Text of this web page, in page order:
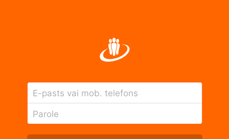
E-pasts vai mob. telefons
Parole